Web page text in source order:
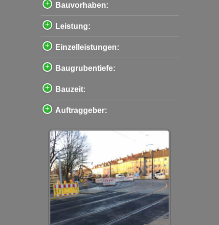
Bauvorhaben:
Leistung:
Einzelleistungen:
Baugrubentiefe:
Bauzeit:
Auftraggeber: